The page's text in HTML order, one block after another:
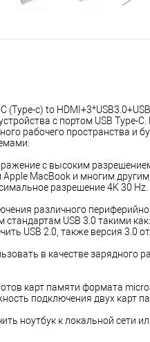
(Type-c) to
с портом USB
рабочего пространства и
с высоким
MacBook и многим
разрешение 4K 30 Hz.
различного
стандартам USB 3.0 такими
USB 2.0, также версия 3.0
в качестве
карт памяти формата
подключения двух карт
ноутбук к локальной сети